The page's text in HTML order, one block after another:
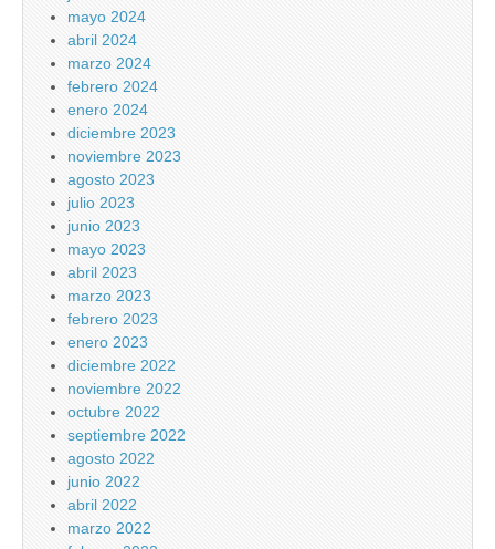
mayo 2024
abril 2024
marzo 2024
febrero 2024
enero 2024
diciembre 2023
noviembre 2023
agosto 2023
julio 2023
junio 2023
mayo 2023
abril 2023
marzo 2023
febrero 2023
enero 2023
diciembre 2022
noviembre 2022
octubre 2022
septiembre 2022
agosto 2022
junio 2022
abril 2022
marzo 2022